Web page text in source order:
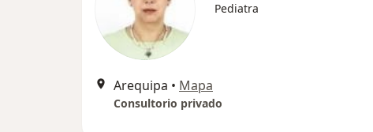
Pediatra
Arequipa • Mapa
Consultorio privado